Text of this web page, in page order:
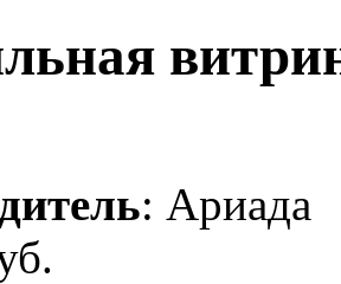
: Ариада